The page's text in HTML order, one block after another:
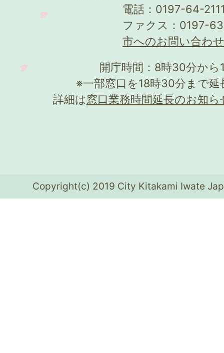
電話：0197-64-
ファクス：0197-
市へのお問い合わ
開庁時間：8時30分か
※一部窓口を18時30分まで
詳細は窓口業務時間延長のお知ら
Copyright(c) 2019 City Kitakami Iwate